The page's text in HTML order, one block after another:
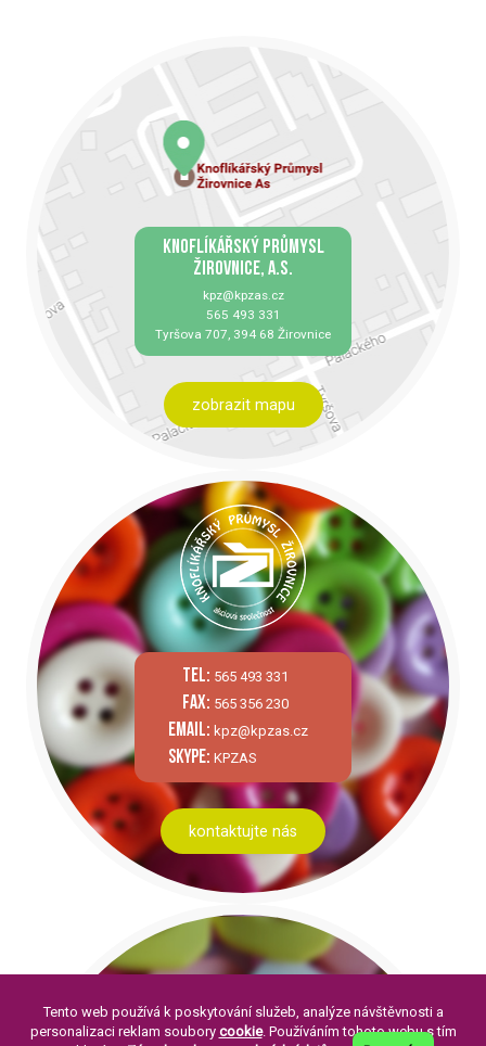
KNOFLÍKÁŘSKÝ PRŮMYSL
ŽIROVNICE, A.S.
kpz@kpzas.cz
565 493 331
Tyršova 707, 394 68 Žirovnice
zobrazit mapu
tel: 565 493 331
fax: 565 356 230
email: kpz@kpzas.cz
skype: KPZAS
kontaktujte nás
Tento web používá k poskytování služeb, analýze návštěvnosti a
personalizaci reklam soubory cookie. Používáním tohoto webu s tím